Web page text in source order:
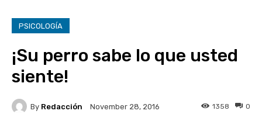
PSICOLOGÍA
¡Su perro sabe lo que usted
siente!
By Redacción November 28, 2016 0
1358